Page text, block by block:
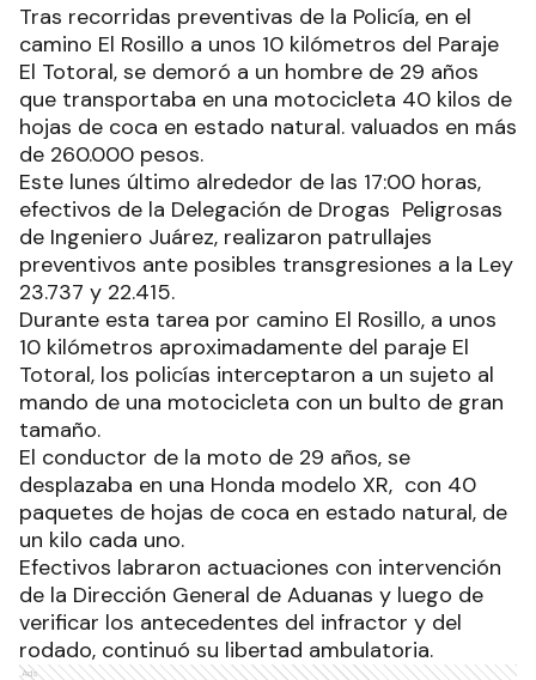
Tras recorridas preventivas de la Policía, en el
camino El Rosillo a unos 10 kilómetros del Paraje
El Totoral, se demoró a un hombre de 29 años
que transportaba en una motocicleta 40 kilos de
hojas de coca en estado natural. valuados en más
de 260.000 pesos.
Este lunes último alrededor de las 17:00 horas,
efectivos de la Delegación de Drogas Peligrosas
de Ingeniero Juárez, realizaron patrullajes
preventivos ante posibles transgresiones a la Ley
23.737 y 22.415.
Durante esta tarea por camino El Rosillo, a unos
10 kilómetros aproximadamente del paraje El
Totoral, los policías interceptaron a un sujeto al
mando de una motocicleta con un bulto de gran
tamaño.
El conductor de la moto de 29 años, se
desplazaba en una Honda modelo XR, con 40
paquetes de hojas de coca en estado natural, de
un kilo cada uno.
Efectivos labraron actuaciones con intervención
de la Dirección General de Aduanas y luego de
verificar los antecedentes del infractor y del
rodado, continuó su libertad ambulatoria.
Ads